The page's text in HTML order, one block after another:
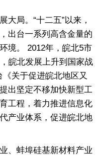
局。“十二五”以来，
出台一系列高含金量的
境。 2012年，皖北5市
皖北发展上升到国家战
关于促进皖北地区又
出坚定不移加快新型工
工程，着力推进信息化
产业体系，促进皖北地
蚌埠硅基新材料产业